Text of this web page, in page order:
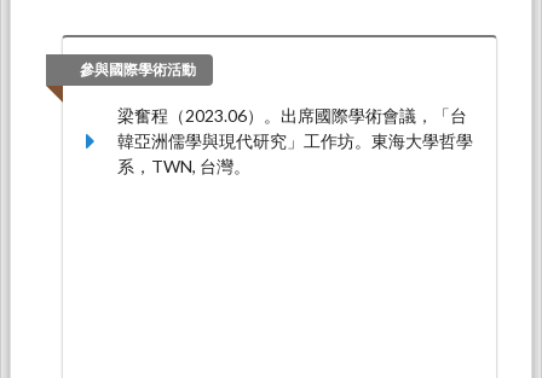
2022.04.26）。
參與國際學術活動
梁奮程（2023.06）。出席國際學術會議，「台
韓亞洲儒學與現代研究」工作坊。東海大學哲學
系，TWN, 台灣。